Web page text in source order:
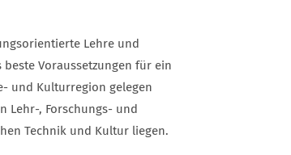
Lehre und
Voraussetzungen für ein
und Kulturregion gelegen
Lehr-, Forschungs- und
Technik und Kultur liegen.